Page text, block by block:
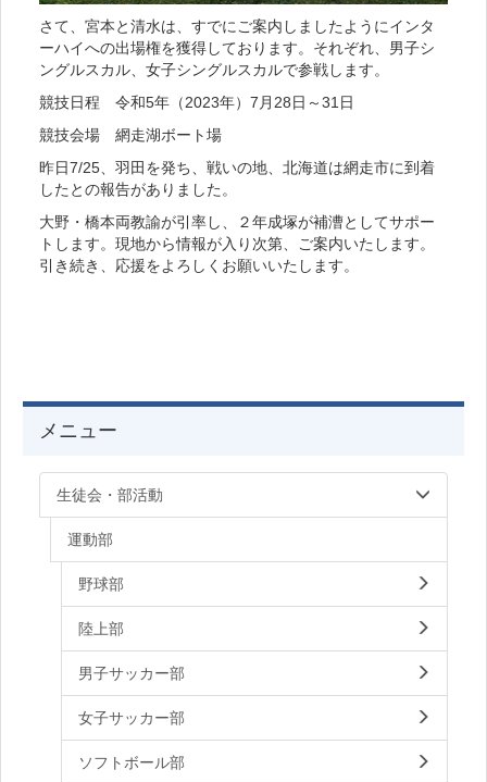
さて、宮本と清水は、すでにご案内しましたようにインタ
ーハイへの出場権を獲得しております。それぞれ、男子シ
ングルスカル、女子シングルスカルで参戦します。
競技日程 令和5年（2023年）7月28日～31日
競技会場 網走湖ボート場
昨日7/25、羽田を発ち、戦いの地、北海道は網走市に到着
したとの報告がありました。
大野・橋本両教諭が引率し、２年成塚が補漕としてサポー
トします。現地から情報が入り次第、ご案内いたします。
引き続き、応援をよろしくお願いいたします。
メニュー
生徒会・部活動
運動部
野球部
陸上部
男子サッカー部
女子サッカー部
ソフトボール部